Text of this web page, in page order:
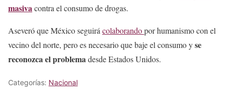
masiva contra el consumo de drogas.
Aseveró que México seguirá colaborandopor humanismo con el
vecino del norte, pero es necesario que baje el consumo yse
reconozca el problema desde Estados Unidos.
Categorías: Nacional